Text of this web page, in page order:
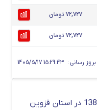
72,727 تومان
72,727 تومان
رسانی: 1405/5/17 15:29:43
کارخانه آریان فولاد در سال 1380 در استان قزوین